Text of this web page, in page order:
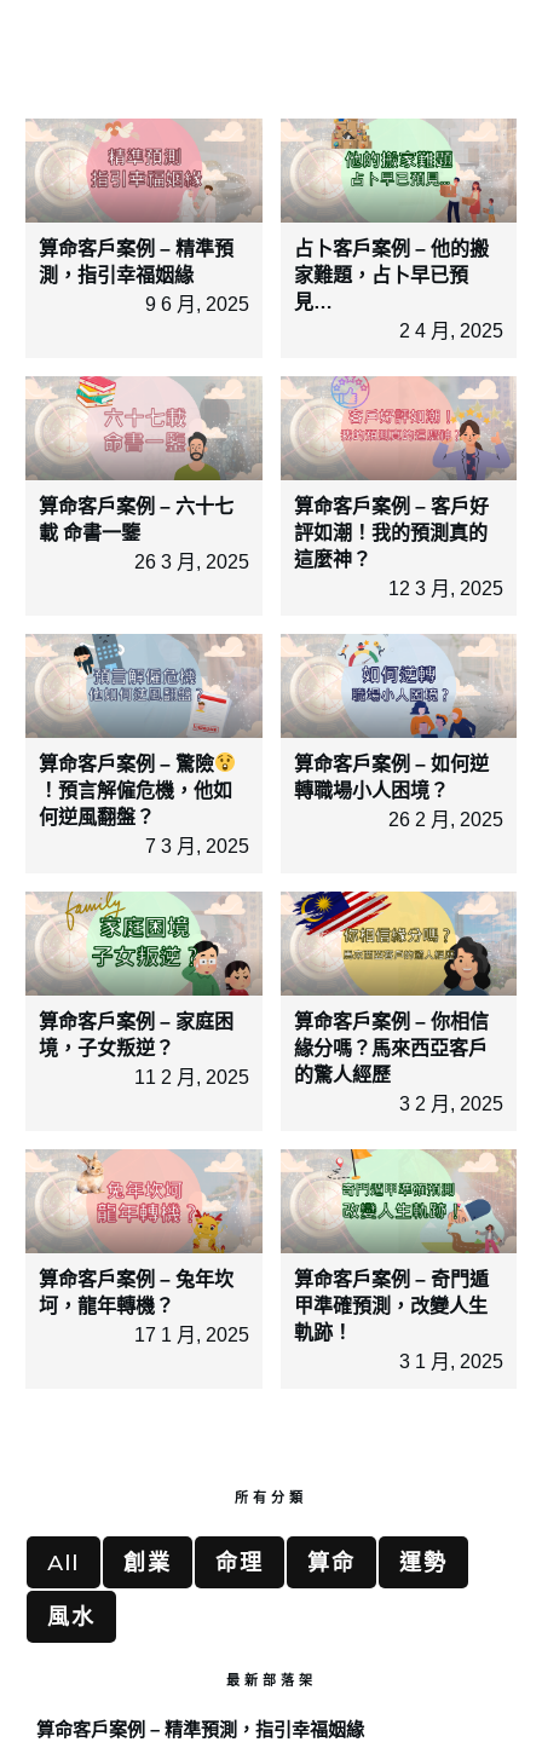
算命客戶案例 – 精準預
測，指引幸福姻緣
9 6 月, 2025
占卜客戶案例 – 他的搬
家難題，占卜早已預
見…
2 4 月, 2025
算命客戶案例 – 六十七
載 命書一鑒
26 3 月, 2025
算命客戶案例 – 客戶好
評如潮！我的預測真的
這麼神？
12 3 月, 2025
算命客戶案例 – 驚險
！預言解僱危機，他如
何逆風翻盤？
7 3 月, 2025
算命客戶案例 – 如何逆
轉職場小人困境？
26 2 月, 2025
算命客戶案例 – 家庭困
境，子女叛逆？
11 2 月, 2025
算命客戶案例 – 你相信
緣分嗎？馬來西亞客戶
的驚人經歷
3 2 月, 2025
算命客戶案例 – 兔年坎
坷，龍年轉機？
17 1 月, 2025
算命客戶案例 – 奇門遁
甲準確預測，改變人生
軌跡！
3 1 月, 2025
所有分類
All 創業 命理 算命
運勢
風水
最新部落架
算命客戶案例 – 精準預測，指引幸福姻緣